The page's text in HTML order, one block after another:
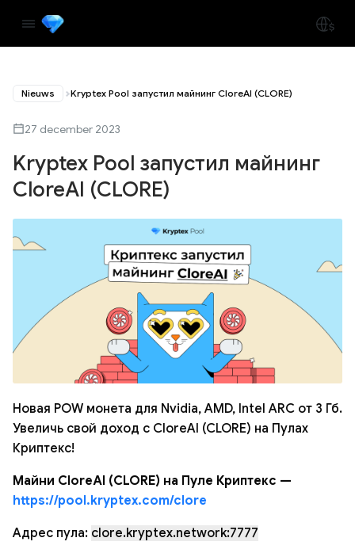
Nieuws Kryptex Pool запустил майнинг CloreAI (CLORE)
27 december 2023
Kryptex Pool запустил майнинг
CloreAI (CLORE)
Новая POW монета для Nvidia, AMD, Intel ARC от 3 Гб.
Увеличь свой доход с CloreAI (CLORE) на Пулах
Криптекс!
Майни CloreAI (CLORE) на Пуле Криптекс —
https://pool.kryptex.com/clore
Адрес пула: clore.kryptex.network:7777